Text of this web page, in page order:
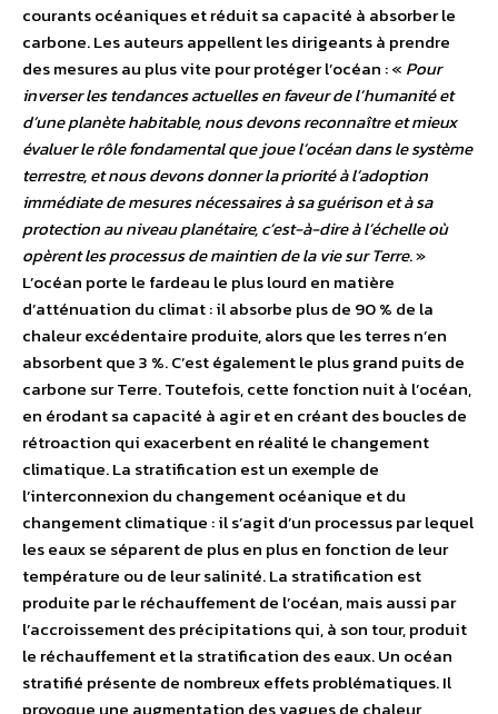
courants océaniques et réduit sa capacité à absorber le
carbone. Les auteurs appellent les dirigeants à prendre
des mesures au plus vite pour protéger l’océan : « Pour
inverser les tendances actuelles en faveur de l’humanité et
d’une planète habitable, nous devons reconnaître et mieux
évaluer le rôle fondamental que joue l’océan dans le système
terrestre, et nous devons donner la priorité à l’adoption
immédiate de mesures nécessaires à sa guérison et à sa
protection au niveau planétaire, c’est-à-dire à l’échelle où
opèrent les processus de maintien de la vie sur Terre. »
L’océan porte le fardeau le plus lourd en matière
d’atténuation du climat : il absorbe plus de 90 % de la
chaleur excédentaire produite, alors que les terres n’en
absorbent que 3 %. C’est également le plus grand puits de
carbone sur Terre. Toutefois, cette fonction nuit à l’océan,
en érodant sa capacité à agir et en créant des boucles de
rétroaction qui exacerbent en réalité le changement
climatique. La stratification est un exemple de
l’interconnexion du changement océanique et du
changement climatique : il s’agit d’un processus par lequel
les eaux se séparent de plus en plus en fonction de leur
température ou de leur salinité. La stratification est
produite par le réchauffement de l’océan, mais aussi par
l’accroissement des précipitations qui, à son tour, produit
le réchauffement et la stratification des eaux. Un océan
stratifié présente de nombreux effets problématiques. Il